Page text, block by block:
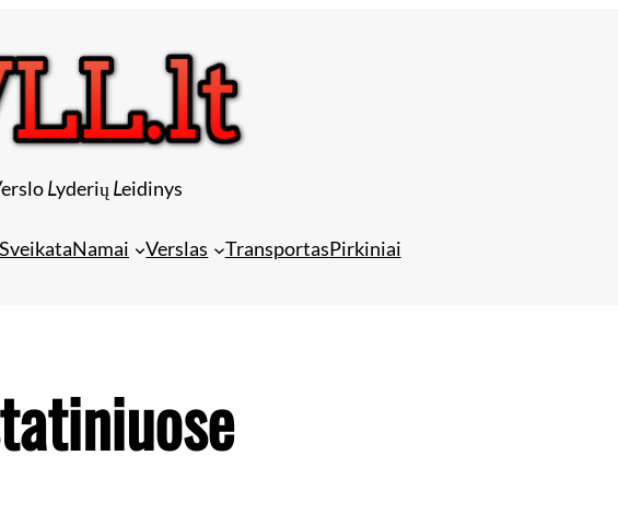
ersloLyderių Leidinys
SveikataNamai Verslas TransportasPirkiniai